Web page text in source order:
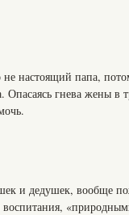
не настоящий папа,
Опасаясь гнева жены в
и дедушек, вообще